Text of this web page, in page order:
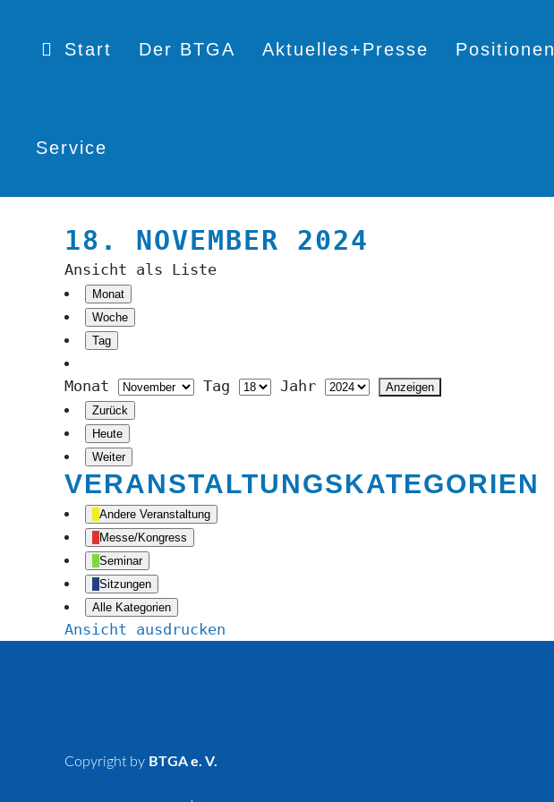
Start Der BTGA Aktuelles+Presse Positionen
Service
18. NOVEMBER 2024
Ansicht als Liste
Monat
Woche
Tag
Monat Tag Jahr
Zurück
Heute
Weiter
VERANSTALTUNGSKATEGORIEN
Andere Veranstaltung
Messe/Kongress
Seminar
Sitzungen
Alle Kategorien
Ansicht ausdrucken
Copyright by BTGA e. V.